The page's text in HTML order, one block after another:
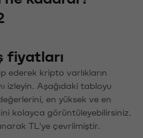
fiyatları
ederek kripto varlıkların
izleyin. Aşağıdaki tabloyu
en yüksek ve en
kolayca görüntüleyebilirsiniz.
TL'ye çevrilmiştir.